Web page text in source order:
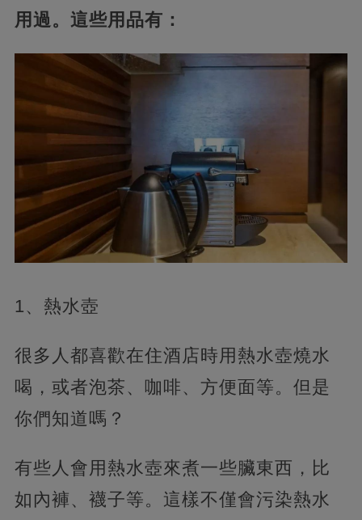
用過。這些用品有：
1、熱水壺
很多人都喜歡在住酒店時用熱水壺燒水
喝，或者泡茶、咖啡、方便面等。但是
你們知道嗎？
有些人會用熱水壺來煮一些臟東西，比
如內褲、襪子等。這樣不僅會污染熱水